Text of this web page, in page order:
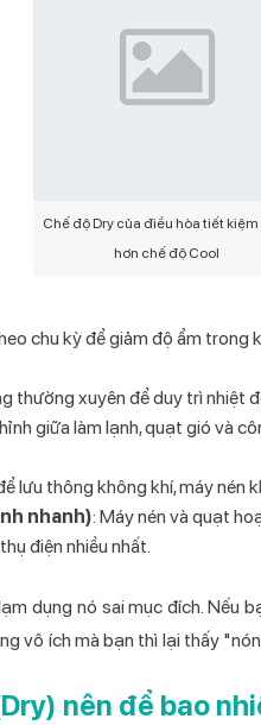
Chế độ Dry của điều hòa tiết
hơn chế độ Cool
chu kỳ để giảm độ ẩm trong
thường xuyên để duy trì nhiệt
giữa làm lạnh, quạt gió và
lưu thông không khí, máy nén
nhanh): Máy nén và quạt
điện nhiều nhất.
dụng nó sai mục đích. Nếu
vô ích mà bạn thì lại thấy
nên để bao